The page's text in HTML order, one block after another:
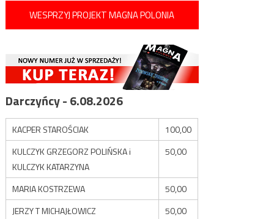
WESPRZYJ PROJEKT MAGNA POLONIA
Darczyńcy - 6.08.2026
KACPER STAROŚCIAK
100,00
KULCZYK GRZEGORZ POLIŃSKA i
KULCZYK KATARZYNA
50,00
MARIA KOSTRZEWA
50,00
JERZY T MICHAJŁOWICZ
50,00